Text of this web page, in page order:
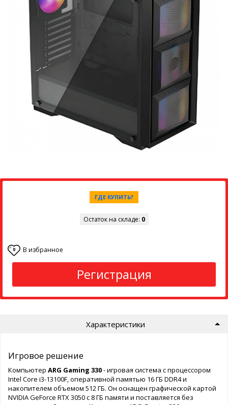
ГДЕ КУПИТЬ?
Остаток на складе: 0
0 В избранное
Регистрация
Характеристики
Игровое решение
Компьютер ARG Gaming 330- игровая система с процессором
Intel Core i3-13100F, оперативной памятью 16 ГБ DDR4 и
накопителем объемом 512 ГБ. Он оснащен графической картой
NVIDIA GeForce RTX 3050 с 8 ГБ памяти и поставляется без